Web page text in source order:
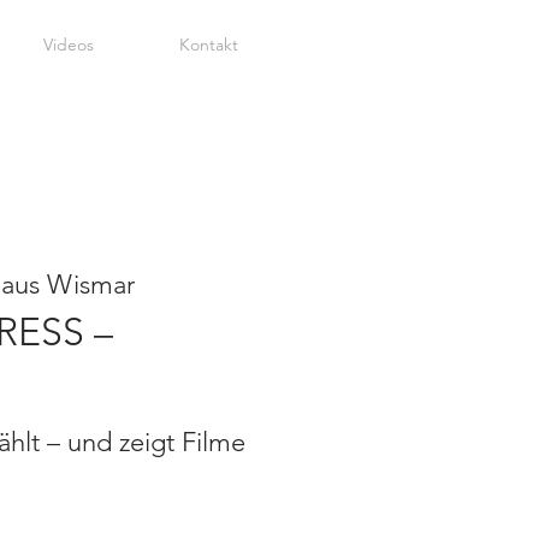
Videos Kontakt
Wismar
–
– und zeigt Filme